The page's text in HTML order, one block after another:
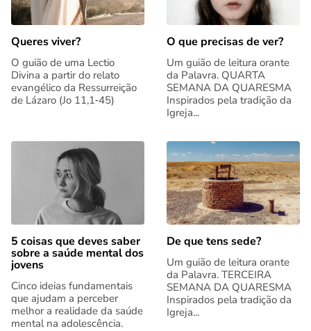
Queres viver?
O guião de uma Lectio
Divina a partir do relato
evangélico da Ressurreição
de Lázaro (Jo 11,1‑45)
O que precisas de ver?
Um guião de leitura orante
da Palavra. QUARTA
SEMANA DA QUARESMA
Inspirados pela tradição da
Igreja...
5 coisas que deves saber
sobre a saúde mental dos
jovens
Cinco ideias fundamentais
que ajudam a perceber
melhor a realidade da saúde
mental na adolescência.
De que tens sede?
Um guião de leitura orante
da Palavra. TERCEIRA
SEMANA DA QUARESMA
Inspirados pela tradição da
Igreja...